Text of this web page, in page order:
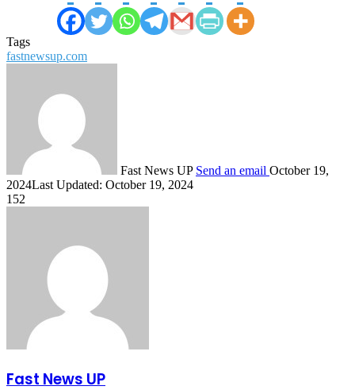
Tags
fastnewsup.com
Fast News UP Send an email October 19,
2024Last Updated: October 19, 2024
152
Fast News UP